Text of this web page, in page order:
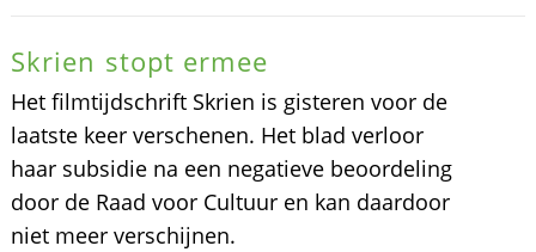
Skrien stopt ermee
Het filmtijdschrift Skrien is gisteren voor de
laatste keer verschenen. Het blad verloor
haar subsidie na een negatieve beoordeling
door de Raad voor Cultuur en kan daardoor
niet meer verschijnen.